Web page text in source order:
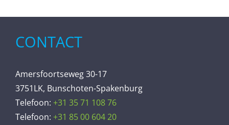
CONTACT
Amersfoortseweg 30-17
3751LK, Bunschoten-Spakenburg
Telefoon: +31 35 71 108 76
Telefoon: +31 85 00 604 20